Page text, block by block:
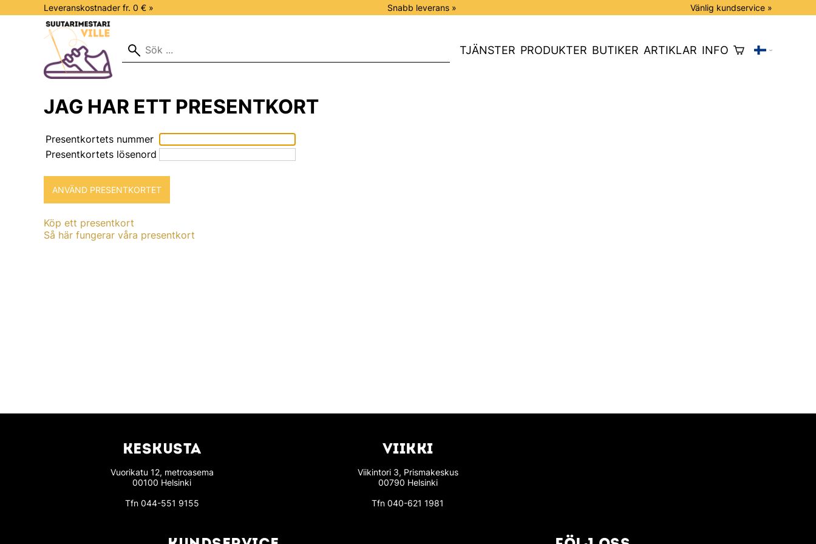
Leveranskostnader fr. 0 € » Snabb leverans » Vänlig kundservice »
TJÄNSTER PRODUKTER BUTIKER ARTIKLAR INFO
JAG HAR ETT PRESENTKORT
Presentkortets nummer
Presentkortets lösenord
Köp ett presentkort
Så här fungerar våra presentkort
KESKUSTA
Vuorikatu 12, metroasema
00100 Helsinki
Tfn 044-551 9155
VIIKKI
Viikintori 3, Prismakeskus
00790 Helsinki
Tfn040-621 1981